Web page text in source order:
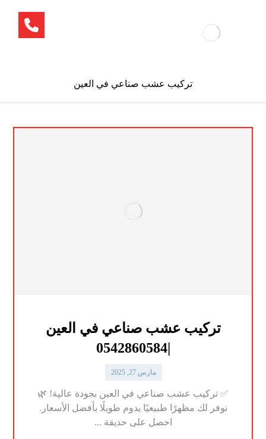
تركيب عشب صناعي في العين
تركيب عشب صناعي في العين
|0542860584
مارس 27, 2025
✅ تركيب عشب صناعي في العين بجودة عالية! 🌿
نوفر لك مظهرًا طبيعيًا يدوم طويلًا بأفضل الأسعار.
احصل على حديقة ...